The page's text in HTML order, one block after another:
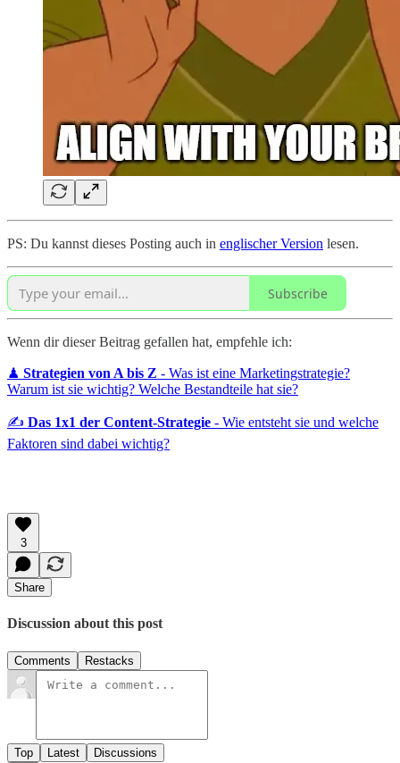
PS: Du kannst dieses Posting auch in englischer Version lesen.
Subscribe
Wenn dir dieser Beitrag gefallen hat, empfehle ich:
♟ Strategien von A bis Z - Was ist eine Marketingstrategie?
Warum ist sie wichtig? Welche Bestandteile hat sie?
✍️ Das 1x1 der Content-Strategie - Wie entsteht sie und welche
Faktoren sind dabei wichtig?
3
Share
Discussion about this post
Comments Restacks
Top Latest Discussions